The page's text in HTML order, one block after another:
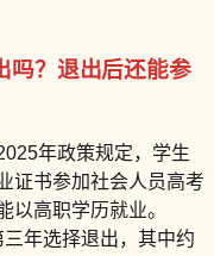
吗？退出后还能参
年政策规定，学生
证书参加社会人员高考
以高职学历就业。
年选择退出，其中约